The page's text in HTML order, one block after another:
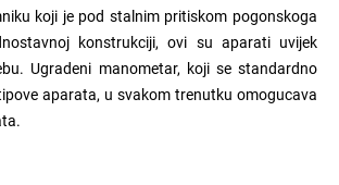
koji je pod stalnim pritiskom pogonskoga
konstrukciji, ovi su aparati uvijek
Ugradeni manometar, koji se standardno
aparata, u svakom trenutku omogucava